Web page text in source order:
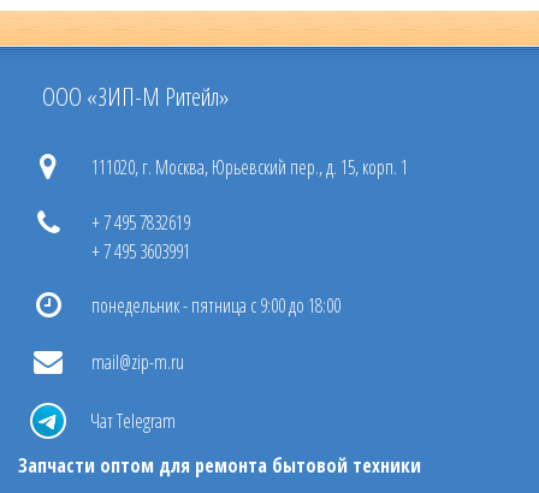
ООО «ЗИП-М Ритейл»
111020, г. Москва, Юрьевский пер., д. 15, корп. 1
+ 7 495 7832619
+ 7 495 3603991
понедельник - пятница с 9:00 до 18:00
mail@zip-m.ru
Чат Telegram
Запчасти оптом для ремонта бытовой техники